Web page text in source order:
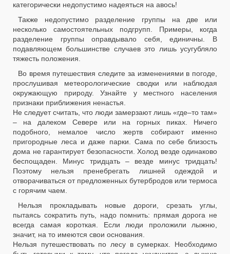
категорически недопустимо надеяться на авось!
Также недопустимо разделение группы на две или
несколько самостоятельных подгрупп. Примеры, когда
разделение группы оправдывало себя, единичны. В
подавляющем большинстве случаев это лишь усугубляло
тяжесть положения.
Во время путешествия следите за изменениями в погоде,
прослушивая метеорологические сводки или наблюдая
окружающую природу. Узнайте у местного населения
признаки приближения ненастья.
Не следует считать, что люди замерзают лишь «где–то там»
– на далеком Севере или на горных пиках. Ничего
подобного, немалое число жертв собирают именно
пригородные леса и даже парки. Сама по себе близость
дома не гарантирует безопасности. Холод везде одинаково
беспощаден. Минус тридцать – везде минус тридцать!
Поэтому нельзя пренебрегать лишней одеждой и
отворачиваться от предложенных бутербродов или термоса
с горячим чаем.
Нельзя прокладывать новые дороги, срезать углы,
пытаясь сократить путь, надо помнить: прямая дорога не
всегда самая короткая. Если люди проложили лыжню,
значит, на то имеются свои основания.
Нельзя путешествовать по лесу в сумерках. Необходимо